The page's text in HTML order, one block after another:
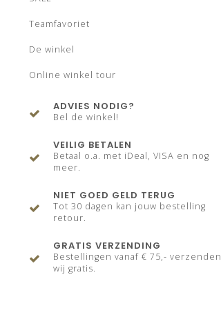
Teamfavoriet
De winkel
Online winkel tour
ADVIES NODIG?
Bel de winkel!
VEILIG BETALEN
Betaal o.a. met iDeal, VISA en nog
meer.
NIET GOED GELD TERUG
Tot 30 dagen kan jouw bestelling
retour.
GRATIS VERZENDING
Bestellingen vanaf € 75,- verzenden
wij gratis.